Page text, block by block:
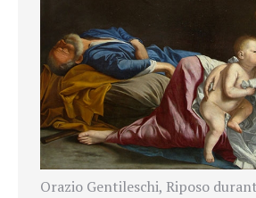
Orazio Gentileschi, Riposo